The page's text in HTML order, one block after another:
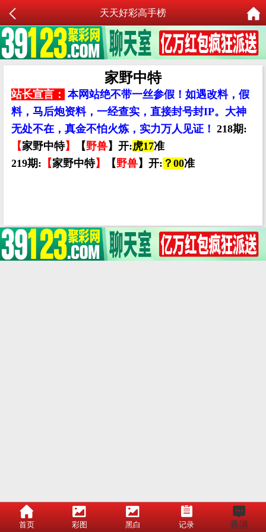
天天好彩高手榜
家野中特
站长宣言：
本网站绝不带一丝参假！如遇改料，假
料，马后炮资料，一经查实，直接封号封IP。大神
无处不在，真金不怕火炼，实力万人见证！ 218期:
【家野中特】 【野兽】开:虎17准
219期: 【家野中特】 【野兽】开: ？00准
首页 彩图 黑白 记录 香港